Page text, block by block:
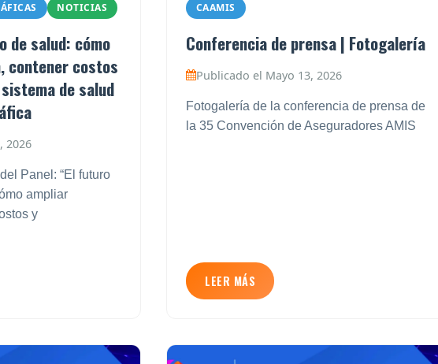
NOTICIAS
de salud: cómo
contener costos
de salud
2026
Panel: “El futuro
ampliar
y
CAAMIS
Conferencia de prensa | Fotogalería
Publicado el Mayo 13, 2026
Fotogalería de la conferencia de prensa de
la 35 Convención de Aseguradores AMIS
LEER MÁS